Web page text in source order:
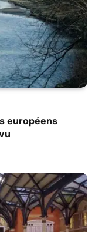
européens